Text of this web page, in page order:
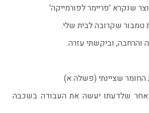
שנקרא 'פריימר לפורמייקה'
טמבור שקרובה לבית שלי.
והרחבה, וביקשתי עזרה.
שציינתי (פשלה א)
אחר שלדעתו יעשה את העבודה בשכבה